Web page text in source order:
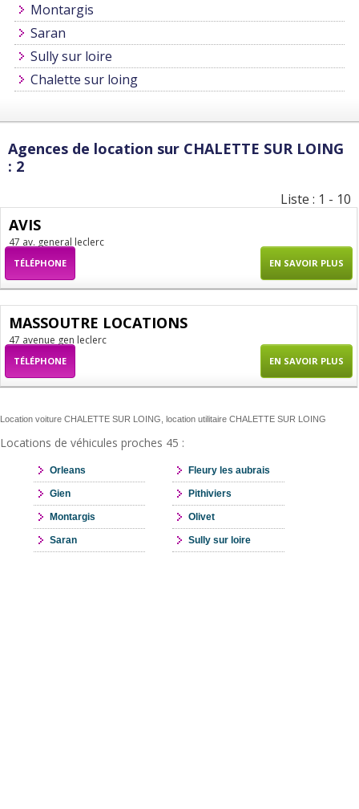
Montargis
Saran
Sully sur loire
Chalette sur loing
Agences de location sur CHALETTE SUR LOING
: 2
Liste : 1 - 10
AVIS
47 av. general leclerc
TÉLÉPHONE EN SAVOIR PLUS
MASSOUTRE LOCATIONS
47 avenue gen leclerc
TÉLÉPHONE EN SAVOIR PLUS
Location voiture CHALETTE SUR LOING, location utilitaire CHALETTE SUR LOING
Locations de véhicules proches 45 :
Orleans Fleury les aubrais
Gien Pithiviers
Montargis Olivet
Saran Sully sur loire